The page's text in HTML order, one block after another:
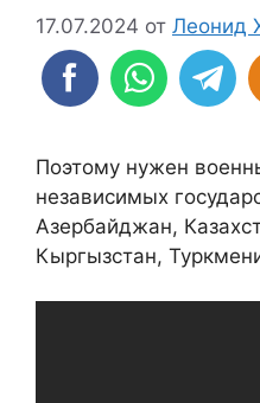
17.07.2024 от Леонид
Поэтому нужен
независимых
Азербайджан,
Кыргызстан,